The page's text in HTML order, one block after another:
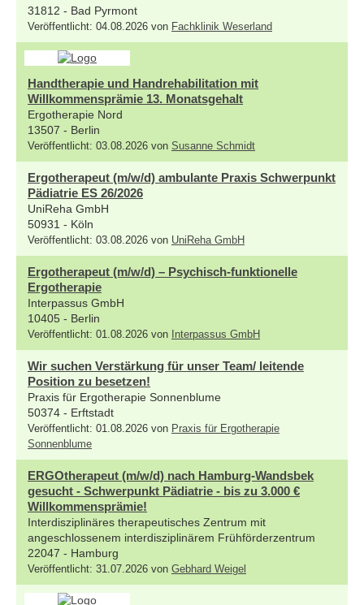
31812 - Bad Pyrmont
Veröffentlicht: 04.08.2026 von Fachklinik Weserland
Handtherapie und Handrehabilitation mit
Willkommensprämie 13. Monatsgehalt
Ergotherapie Nord
13507 - Berlin
Veröffentlicht: 03.08.2026 von Susanne Schmidt
Ergotherapeut (m/w/d) ambulante Praxis Schwerpunkt
Pädiatrie ES 26/2026
UniReha GmbH
50931 - Köln
Veröffentlicht: 03.08.2026 von UniReha GmbH
Ergotherapeut (m/w/d) – Psychisch-funktionelle
Ergotherapie
Interpassus GmbH
10405 - Berlin
Veröffentlicht: 01.08.2026 von Interpassus GmbH
Wir suchen Verstärkung für unser Team/ leitende
Position zu besetzen!
Praxis für Ergotherapie Sonnenblume
50374 - Erftstadt
Veröffentlicht: 01.08.2026 von Praxis für Ergotherapie
Sonnenblume
ERGOtherapeut (m/w/d) nach Hamburg-Wandsbek
gesucht - Schwerpunkt Pädiatrie - bis zu 3.000 €
Willkommensprämie!
Interdisziplinäres therapeutisches Zentrum mit
angeschlossenem interdisziplinärem Frühförderzentrum
22047 - Hamburg
Veröffentlicht: 31.07.2026 von Gebhard Weigel